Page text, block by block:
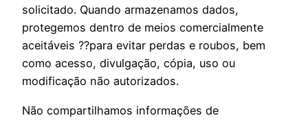
solicitado. Quando armazenamos dados,
protegemos dentro de meios comercialmente
aceitáveis ??para evitar perdas e roubos, bem
como acesso, divulgação, cópia, uso ou
modificação não autorizados.
Não compartilhamos informações de